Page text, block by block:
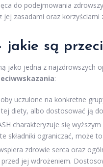
do podejmowania
jej zasadami oraz
jakie są
jako jedna z najzdrowszych
:
uczulone na konkretne
diety, albo dostosować ją
charakteryzuje się
składniki ograniczać, może
zdrowie serca oraz
jej wdrożeniem.